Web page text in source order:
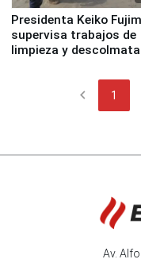
Presidenta Keiko
supervisa trabajos de
limpieza y
chevron_left 1
Av.